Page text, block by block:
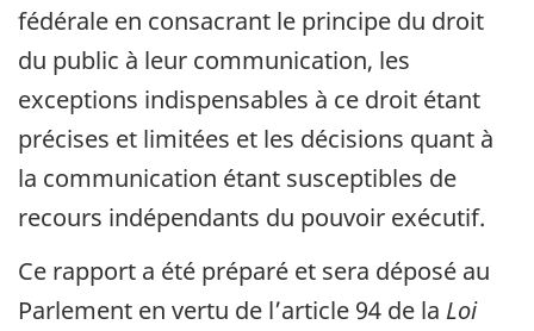
fédérale en consacrant le principe du droit
du public à leur communication, les
exceptions indispensables à ce droit étant
précises et limitées et les décisions quant à
la communication étant susceptibles de
recours indépendants du pouvoir exécutif.
Ce rapport a été préparé et sera déposé au
Parlement en vertu de l’article 94 de la Loi